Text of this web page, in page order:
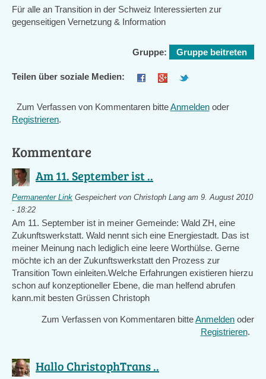
Für alle an Transition in der Schweiz Interessierten zur
gegenseitigen Vernetzung & Information
Gruppe: Gruppe beitreten
Teilen über soziale Medien:
Zum Verfassen von Kommentaren bitteAnmeldenoder
Registrieren.
Kommentare
Am 11. September ist ..
Permanenter Link Gespeichert von Christoph Lang am 9. August 2010
- 18:22
Am 11. September ist in meiner Gemeinde: Wald ZH, eine
Zukunftswerkstatt. Wald nennt sich eine Energiestadt. Das ist
meiner Meinung nach lediglich eine leere Worthülse. Gerne
möchte ich an der Zukunftswerkstatt den Prozess zur
Transition Town einleiten.Welche Erfahrungen existieren hierzu
schon auf konzeptioneller Ebene, die man helfend abrufen
kann.mit besten Grüssen Christoph
Zum Verfassen von Kommentaren bitteAnmelden oder
Registrieren.
Hallo ChristophTrans ..